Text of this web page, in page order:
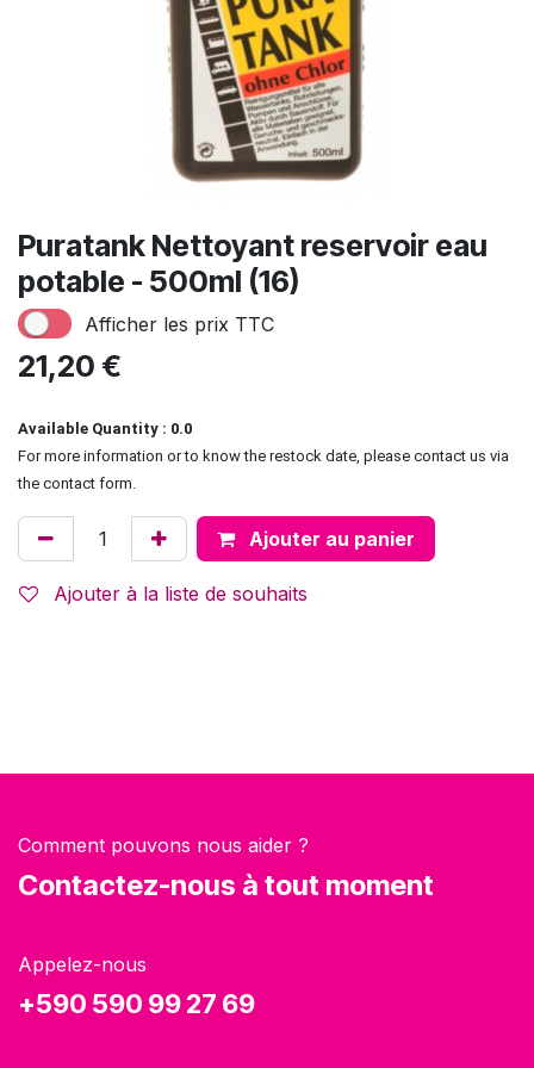
Puratank Nettoyant reservoir eau
potable - 500ml (16)
Afficher les prix TTC
21,20 €
Available Quantity : 0.0
For more information or to know the restock date, please contact us via
the contact form.
Ajouter au panier
Ajouter à la liste de souhaits
Comment pouvons nous aider ?
Contactez-nous à tout moment
Appelez-nous
+590 590 99 27 69